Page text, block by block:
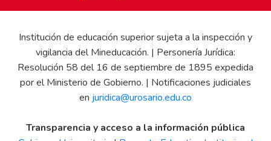
Institución de educación superior sujeta a la inspección y
vigilancia del Mineducación. | Personería Jurídica:
Resolución 58 del 16 de septiembre de 1895 expedida
por el Ministerio de Gobierno. | Notificaciones judiciales
en juridica@urosario.edu.co
Transparencia y acceso a la información pública